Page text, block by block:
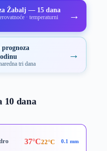
Žabalj — 15 dana
· temperaturni
→
tri dana
→
10 dana
37°C22°C 0.1 mm